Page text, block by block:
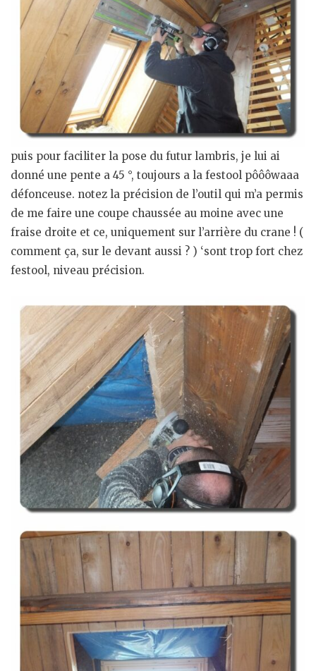
puis pour faciliter la pose du futur lambris, je lui ai
donné une pente a 45 °, toujours a la festool pôôôwaaa
défonceuse. notez la précision de l’outil qui m’a permis
de me faire une coupe chaussée au moine avec une
fraise droite et ce, uniquement sur l’arrière du crane ! (
comment ça, sur le devant aussi ? ) ‘sont trop fort chez
festool, niveau précision.